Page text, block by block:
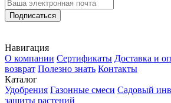
Подписаться
Навигация
О компании Сертификаты Доставка и
возврат Полезно знать Контакты
Каталог
Удобрения Газонные смеси Садовый
защиты растений